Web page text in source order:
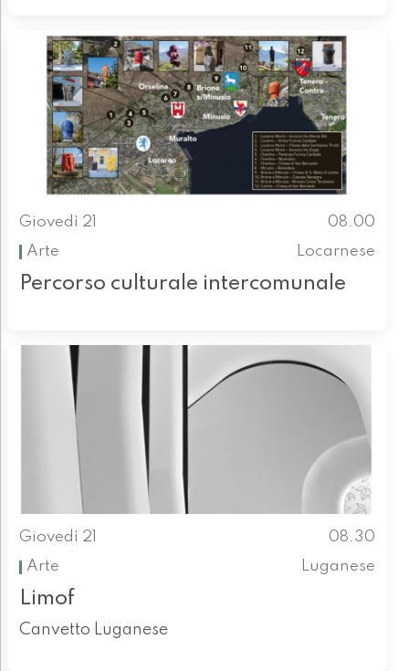
Giovedì 21
08.00
Arte
Locarnese
Percorso culturale intercomunale
Giovedì 21
08.30
Arte
Luganese
Limof
Canvetto Luganese